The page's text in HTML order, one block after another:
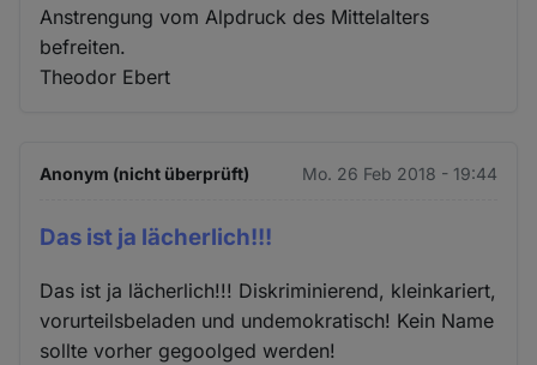
Anstrengung vom Alpdruck des Mittelalters
befreiten.
Theodor Ebert
Anonym (nicht überprüft) Mo. 26 Feb 2018 - 19:44
Das ist ja lächerlich!!!
Das ist ja lächerlich!!! Diskriminierend, kleinkariert,
vorurteilsbeladen und undemokratisch! Kein Name
sollte vorher gegoolged werden!